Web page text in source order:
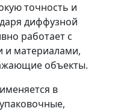
точность и
диффузной
работает с
и материалами,
объекты.
в